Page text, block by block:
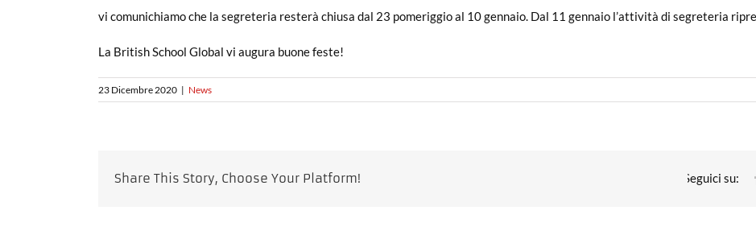
vi comunichiamo che la segreteria resterà chiusa dal 23 pomeriggio al 10 gennaio. Dal 11 gennaio l’attività di segreteria
La British School Global vi augura buone feste!
23 Dicembre 2020 | News
Share This Story, Choose Your Platform!